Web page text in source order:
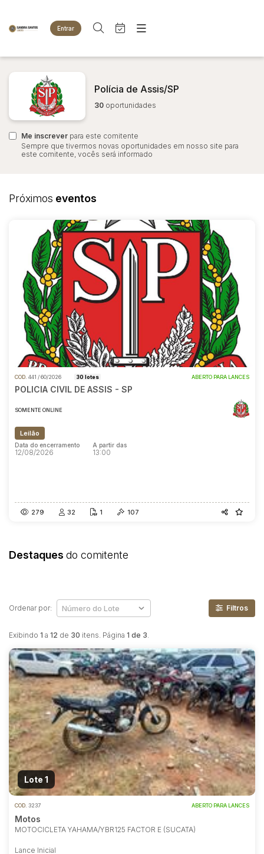
Entrar
Criar conta Entrar
Site
Agenda
Quem Somos
Contato
Busca por categoria
Animais
Terreno
Veículos
Carros
Motos
Reboque
Categoria
Estados Cidade
Judiciais Extrajudiciais
Faixa de valor
até
Pesquisar
Quem Somos
Eventos
Polícia de Assis/SP
30 oportunidades
Me inscrever para este comitente
Sempre que tivermos novas oportunidades em nosso site para
este comitente, vocês será informado
Próximos eventos
COD. 441 / 60/2026 30 lotes ABERTO PARA LANCES
POLICIA CIVIL DE ASSIS - SP
SOMENTE ONLINE
Leilão
Data do encerramento
12/08/2026
A partir das
13:00
279 32 1 107
Destaques do comitente
Exibindo 1 a 12 de 30 itens. Página 1 de 3.
Ordenar por: Filtros
Lote 1
COD. 3237 ABERTO PARA LANCES
Motos
MOTOCICLETA YAHAMA/YBR125 FACTOR E (SUCATA)
Lance Inicial